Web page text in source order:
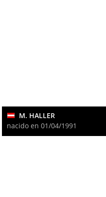
M. HALLER
nacido en 01/04/1991